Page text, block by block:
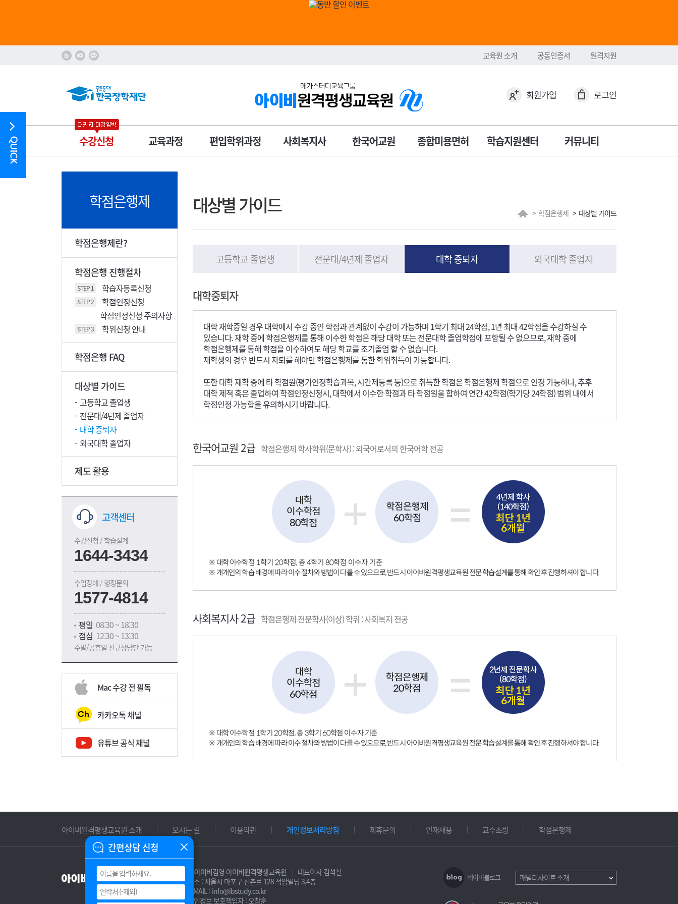
교육원 소개 공동인증서 원격지원
회원가입 로그인
수강신청 교육과정 편입학위과정 사회복지사 한국어교원 종합미용면허 학습지원센터 커뮤니티
간편상담 신청
학점은행제
학점은행제란?
학점은행 진행절차
STEP 1 학습자등록신청
STEP 2
학점인정신청
학점인정신청 주의사항
STEP 3 학위신청 안내
학점은행 FAQ
대상별 가이드
고등학교 졸업생
전문대/4년제 졸업자
대학 중퇴자
외국대학 졸업자
제도 활용
고객센터
수강신청 / 학습설계
1644-3434
수업장애 / 행정문의
1577-4814
평일 08:30 ~ 18:30
점심 12:30 ~ 13:30
주말/공휴일 신규상담만 가능
Mac 수강 전 필독
카카오톡 채널
유튜브 공식 채널
대상별 가이드 학점은행제 대상별 가이드
고등학교 졸업생 전문대/4년제 졸업자 대학 중퇴자 외국대학 졸업자
대학중퇴자
대학 재학중일 경우 대학에서 수강 중인 학점과 관계없이 수강이 가능하며 1학기 최대 24학점, 1년 최대 42학점을 수강하실 수
있습니다. 재학 중에 학점은행제를 통해 이수한 학점은 해당 대학 또는 전문대학 졸업학점에 포함될 수 없으므로, 재학 중에
학점은행제를 통해 학점을 이수하여도 해당 학교를 조기졸업 할 수 없습니다.
재학생의 경우 반드시 자퇴를 해야만 학점은행제를 통한 학위취득이 가능합니다.
또한 대학 재학 중에 타 학점원(평가인정학습과목, 시간제등록 등)으로 취득한 학점은 학점은행제 학점으로 인정 가능하나, 추후
대학 제적 혹은 졸업하여 학점인정신청시, 대학에서 이수한 학점과 타 학점원을 합하여 연간 42학점(학기당 24학점) 범위 내에서
학점인정 가능함을 유의하시기 바랍니다.
한국어교원 2급 학점은행제 학사학위(문학사) : 외국어로서의 한국어학 전공
사회복지사 2급 학점은행제 전문학사(이상) 학위 : 사회복지 전공
아이비원격평생교육원 소개 오시는 길 이용약관 개인정보처리방침 제휴문의 인재채용 교수초빙 학점은행제
㈜아이비김영 아이비원격평생교육원
대표이사 김석철
주소 : 서울시 마포구 신촌로 128 적암빌딩 3,4층
E-MAIL : info@ibstudy.co.kr
개인정보 보호책임자 : 오창훈
네이버블로그